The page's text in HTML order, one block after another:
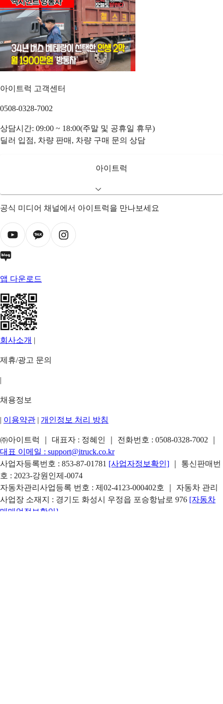
아이트럭 고객센터
0508-0328-7002
상담시간: 09:00 ~ 18:00(주말 및 공휴일 휴무)
딜러 입점, 차량 판매, 차량 구매 문의 상담
아이트럭
공식 미디어 채널에서 아이트럭을 만나보세요
앱 다운로드
회사소개 |
제휴/광고 문의
|
채용정보
| 이용약관 | 개인정보 처리 방침
㈜아이트럭 ｜ 대표자 : 정혜인 ｜ 전화번호 : 0508-0328-7002
대표 이메일 : support@itruck.co.kr
사업자등록번호 : 853-87-01781 [사업자정보확인]
｜ 통신판매번
호 : 2023-강원인제-0074
자동차관리사업등록 번호 : 제02-4123-000402호 ｜ 자동차 관리
사업장 소재지 : 경기도 화성시 우정읍 포승항남로 976 [자동차
매매업정보확인]